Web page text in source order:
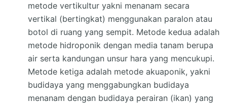
metode vertikultur yakni menanam secara
vertikal (bertingkat) menggunakan paralon atau
botol di ruang yang sempit. Metode kedua adalah
metode hidroponik dengan media tanam berupa
air serta kandungan unsur hara yang mencukupi.
Metode ketiga adalah metode akuaponik, yakni
budidaya yang menggabungkan budidaya
menanam dengan budidaya perairan (ikan) yang